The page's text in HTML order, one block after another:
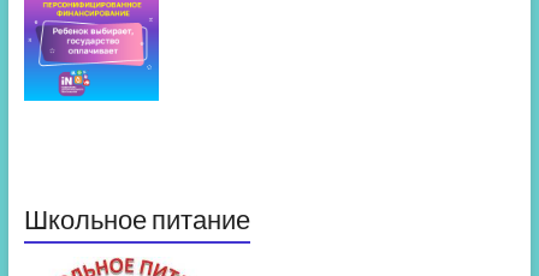
Школьное питание